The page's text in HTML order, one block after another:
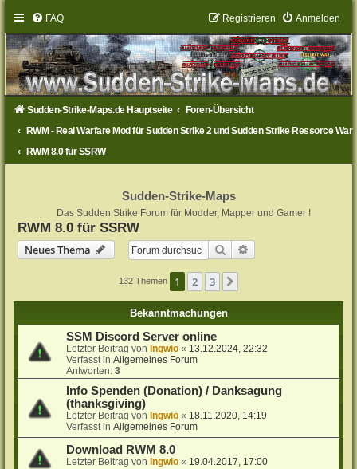
FAQ Anmelden
Registrieren
Sudden-Strike-Maps.de Hauptseite
Foren-Übersicht
RWM - Real Warfare Mod für Sudden Strike 2 und Sudden Strike Ressorce War
RWM 8.0 für SSRW
Sudden-Strike-Maps
Das Sudden Strike Forum für Modder, Mapper und Gamer !
RWM 8.0 für SSRW
Neues Thema
Suche
132 Themen 1 2 3
Bekanntmachungen
SSM Discord Server online
Letzter Beitrag von Ingwio « 13.12.2024, 22:32
Verfasst inAllgemeines Forum
Antworten:3
Info Spenden (Donation) / Danksagung
(thanksgiving)
Letzter Beitrag von Ingwio « 18.11.2020, 14:19
Verfasst inAllgemeines Forum
Download RWM 8.0
Letzter Beitrag von Ingwio « 19.04.2017, 17:00